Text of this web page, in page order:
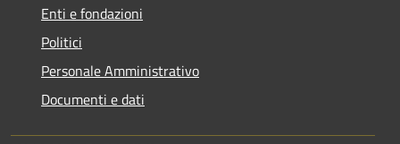
Enti e fondazioni
Politici
Personale Amministrativo
Documenti e dati